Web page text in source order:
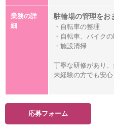
業務の詳
細
駐輪場の管理をお
・自転車の整理
・自転車、バイク
・施設清掃
丁寧な研修があり
未経験の方でも安
応募フォーム